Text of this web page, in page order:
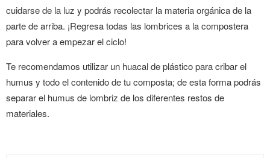
cuidarse de la luz y podrás recolectar la materia orgánica de la
parte de arriba. ¡Regresa todas las lombrices a la compostera
para volver a empezar el ciclo!
Te recomendamos utilizar un huacal de plástico para cribar el
humus y todo el contenido de tu composta; de esta forma podrás
separar el humus de lombriz de los diferentes restos de
materiales.